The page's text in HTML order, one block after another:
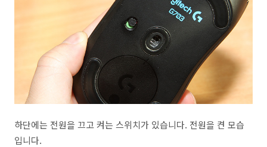
하단에는 전원을 끄고 켜는 스위치가 있습니다. 전원을 켠 모습
입니다.